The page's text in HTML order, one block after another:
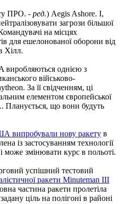
ПРО. - ред.) Aegis Ashore. І,
загрози більшої
на місцях
для ешелонованої оборони від
Хілл.
виробляються однією з
військово-
За її свідченням, ці
елементом європейської
що вони будуть
випробували нову ракету в
із застосуванням технології
може змінювати курс в польоті.
успішний тестовий
ракети Minuteman III
частина ракети пролетіла
ціль на полігоні в районі